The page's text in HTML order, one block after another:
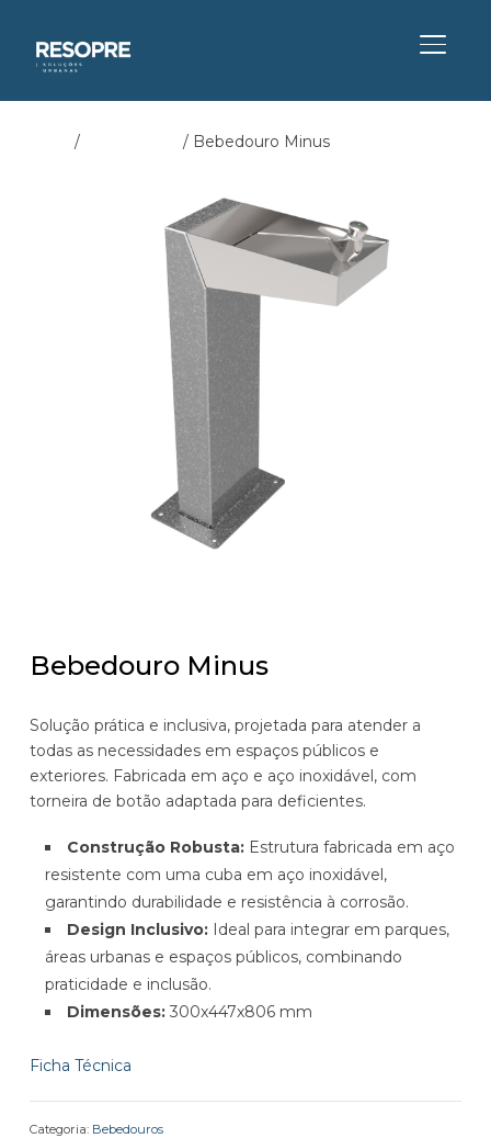
/ / Bebedouro Minus
Bebedouro Minus
Solução prática e inclusiva, projetada para atender a
todas as necessidades em espaços públicos e
exteriores. Fabricada em aço e aço inoxidável, com
torneira de botão adaptada para deficientes.
Construção Robusta:Estrutura fabricada em aço
resistente com uma cuba em aço inoxidável,
garantindo durabilidade e resistência à corrosão.
Design Inclusivo:Ideal para integrar em parques,
áreas urbanas e espaços públicos, combinando
praticidade e inclusão.
Dimensões:300x447x806 mm
Ficha Técnica
Categoria: Bebedouros